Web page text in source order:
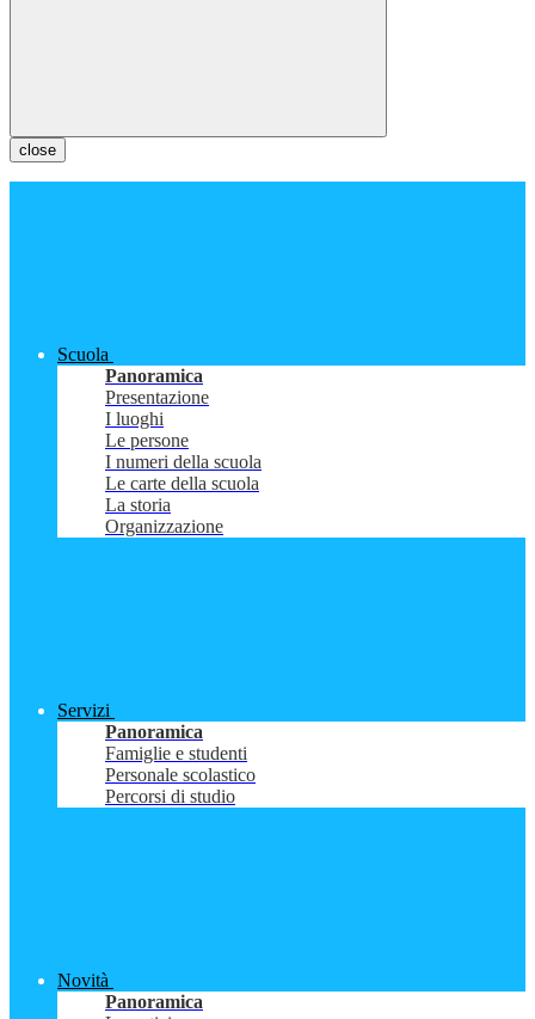
close
Scuola
Panoramica
Presentazione
I luoghi
Le persone
I numeri della scuola
Le carte della scuola
La storia
Organizzazione
Servizi
Panoramica
Famiglie e studenti
Personale scolastico
Percorsi di studio
Novità
Panoramica